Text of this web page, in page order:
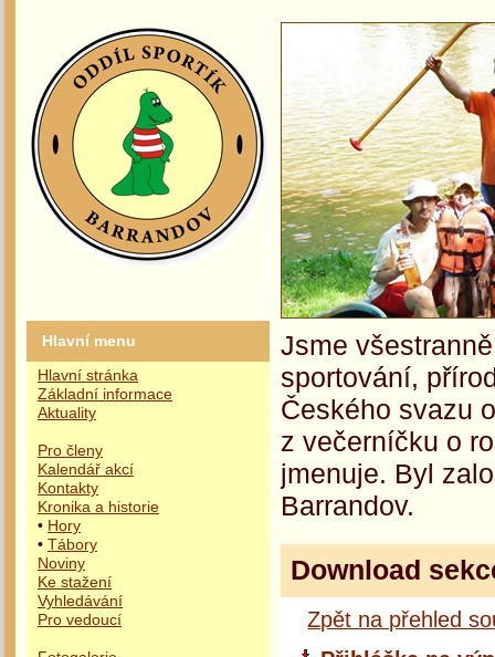
Hlavní menu
Hlavní stránka
Základní informace
Aktuality
Pro členy
Kalendář akcí
Kontakty
Kronika a historie
• Hory
• Tábory
Noviny
Ke stažení
Vyhledávání
Pro vedoucí
Jsme
sportování,
Českého svazu
z večerníčku o
jmenuje. Byl
Barrandov.
Download
Zpět na přehled